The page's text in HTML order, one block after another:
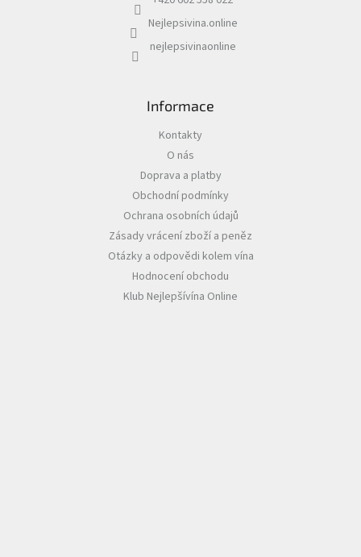
Nejlepsivina.online
nejlepsivinaonline
Informace
Kontakty
O nás
Doprava a platby
Obchodní podmínky
Ochrana osobních údajů
Zásady vrácení zboží a peněz
Otázky a odpovědi kolem vína
Hodnocení obchodu
Klub Nejlepšívína Online